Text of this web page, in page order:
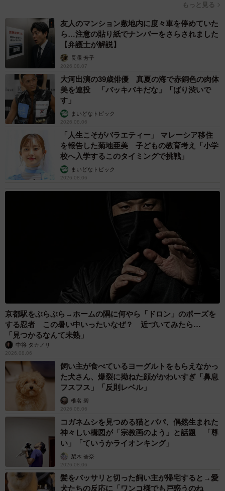
もっと見る
友人のマンション敷地内に度々車を停めていた
ら…注意の貼り紙でナンバーをさらされました
【弁護士が解説】
長澤 芳子
2026.08.07
大河出演の39歳俳優 真夏の海で赤銅色の肉体
美を連投 「バッキバキだな」「ばり渋いで
す」
まいどなトピック
2026.08.06
「人生こそがバラエティー」 マレーシア移住
を報告した菊地亜美 子どもの教育考え「小学
校へ入学するこのタイミングで挑戦」
まいどなトピック
2026.08.06
京都駅をぶらぶら→ホームの隅に何やら「ドロン」のポーズを
する忍者 この暑い中いったいなぜ？ 近づいてみたら…
「見つかるなんて未熟」
中将 タカノリ
2026.08.06
飼い主が食べているヨーグルトをもらえなかっ
た犬さん、爆裂に拗ねた顔がかわいすぎ「鼻息
フスフス」「反則レベル」
椎名 碧
2026.08.06
コガネムシを見つめる猫とパパ、偶然生まれた
神々しい構図が「宗教画のよう」と話題 「尊
い」「ていうかライオンキング」
梨木 香奈
2026.08.06
髪をバッサリと切った飼い主が帰宅すると→愛
犬たちの反応に「ワンコ様でも戸惑うのね